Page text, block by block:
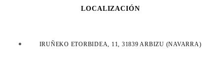
LOCALIZACIÓN
IRUÑEKO ETORBIDEA, 11, 31839 ARBIZU (NAVARRA)